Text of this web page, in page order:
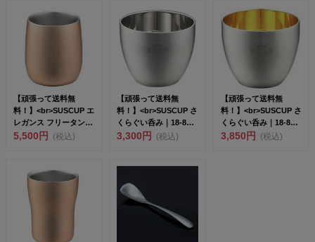
【頑張って送料無
料！】<br>SUSCUP エ
レガンス フリータンブ
ラー...
5,500円 (税込)
【頑張って送料無
料！】<br>SUSCUP さ
くらぐい呑み｜18-8
ス...
3,300円 (税込)
【頑張って送料無
料！】<br>SUSCUP さ
くらぐい呑み｜18-8
ス...
3,850円 (税込)